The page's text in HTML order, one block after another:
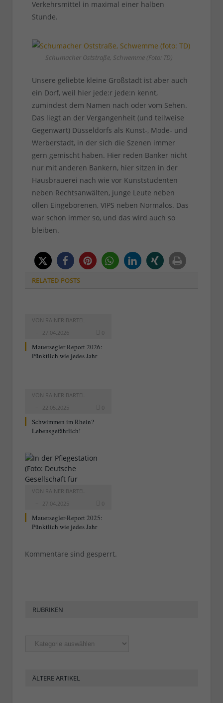
Verkehrsmittel in maximal einer halben
Stunde.
Schumacher Oststraße, Schwemme (Foto: TD)
Unsere geliebte kleine Großstadt ist aber auch
ein Dorf, weil hier jede:r jede:n kennt,
zumindest dem Namen nach oder vom Sehen.
Das liegt an der Vergangenheit (und teilweise
Gegenwart) Düsseldorfs als Kunst-, Mode- und
Werberstadt, in der sich die Szenen immer
gern gemischt haben. Hier reden Banker nicht
nur mit anderen Bankern, hier sitzen in der
Hausbrauerei nach wie vor Kunststudenten
neben Rechtsanwälten, junge Leute neben
ollen Eingeborenen, VIPS neben Normalos. Das
war schon immer so, und das wird auch so
bleiben.
RELATED POSTS
VON RAINER BARTEL
27.04.2026
0
Mauersegler-Report 2026:
Pünktlich wie jedes Jahr
VON RAINER BARTEL
22.05.2025
0
Schwimmen im Rhein?
Lebensgefährlich!
VON RAINER BARTEL
27.04.2025
0
Mauersegler-Report 2025:
Pünktlich wie jedes Jahr
Kommentare sind gesperrt.
RUBRIKEN
Rubriken
ÄLTERE ARTIKEL